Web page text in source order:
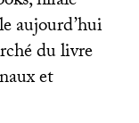
aujourd’hui
du livre
et